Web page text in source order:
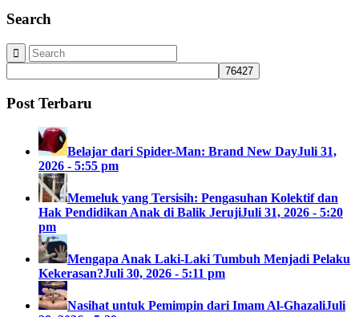
Search
Post Terbaru
Belajar dari Spider-Man: Brand New DayJuli 31,
2026 - 5:55 pm
Memeluk yang Tersisih: Pengasuhan Kolektif dan
Hak Pendidikan Anak di Balik JerujiJuli 31, 2026 - 5:20
pm
Mengapa Anak Laki-Laki Tumbuh Menjadi Pelaku
Kekerasan?Juli 30, 2026 - 5:11 pm
Nasihat untuk Pemimpin dari Imam Al-GhazaliJuli